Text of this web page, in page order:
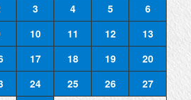
3 4 5
6
10 11 12
13
17 18 19
20
24 25 26
27